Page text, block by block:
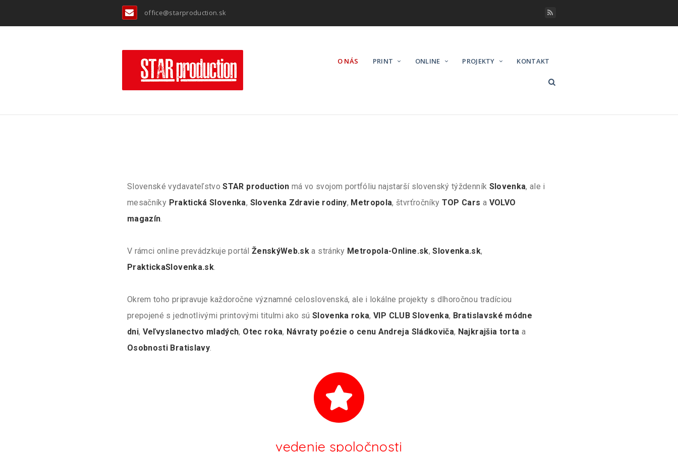
office@starproduction.sk
O NÁS PRINT ONLINE PROJEKTY KONTAKT
Slovenské vydavateľstvoSTAR production má vo svojom portfóliu najstarší slovenský týždenník Slovenka, ale i
mesačníky Praktická Slovenka, Slovenka Zdravie rodiny, Metropola, štvrťročníky TOP Cars a VOLVO
magazín.
V rámci online prevádzkuje portál ŽenskýWeb.sk a stránky Metropola-Online.sk,Slovenka.sk,
PraktickaSlovenka.sk.
Okrem toho pripravuje každoročne významné celoslovenská, ale i lokálne projekty s dlhoročnou tradíciou
prepojené s jednotlivými printovými titulmi ako sú Slovenka roka,VIP CLUB Slovenka, Bratislavské módne
dni, Veľvyslanectvo mladých, Otec roka, Návraty poézie o cenu Andreja Sládkoviča, Najkrajšia torta a
Osobnosti Bratislavy.
vedenie spoločnosti